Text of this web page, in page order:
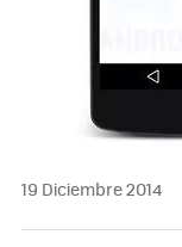
19 Diciembre 2014